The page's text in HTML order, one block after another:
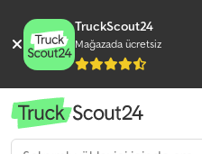
TruckScout24
Mağazada ücretsiz